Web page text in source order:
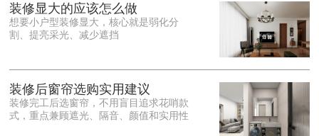
装修显大的应该怎么做
想要小户型装修显大，核心就是弱化分
割、提亮采光、减少遮挡
装修后窗帘选购实用建议
装修完工后选窗帘，不用盲目追求花哨款
式，重点兼顾遮光、隔音、颜值和实用性